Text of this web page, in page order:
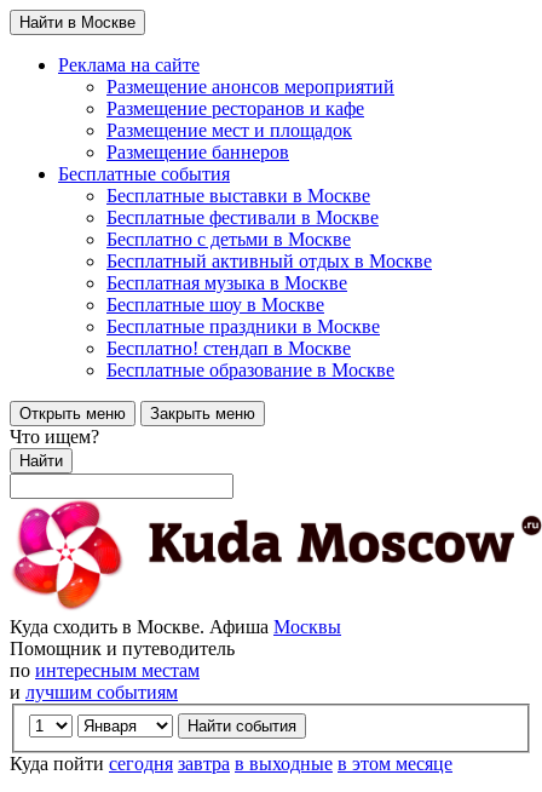
Найти в Москве
Реклама на сайте
Размещение анонсов мероприятий
Размещение ресторанов и кафе
Размещение мест и площадок
Размещение баннеров
Бесплатные события
Бесплатные выставки в Москве
Бесплатные фестивали в Москве
Бесплатно с детьми в Москве
Бесплатный активный отдых в Москве
Бесплатная музыка в Москве
Бесплатные шоу в Москве
Бесплатные праздники в Москве
Бесплатно! стендап в Москве
Бесплатные образование в Москве
Открыть меню Закрыть меню
Что ищем?
Найти
Куда сходить в Москве. Афиша Москвы
Помощник и путеводитель
по интересным местам
и лучшим событиям
Куда пойти сегодня завтра в выходные в этом месяце